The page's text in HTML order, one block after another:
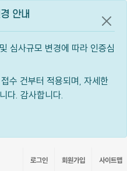
안내
심사규모 변경에 따라 인증심
수 건부터 적용되며, 자세한
다. 감사합니다.
공지
로그인 회원가입 사이트맵